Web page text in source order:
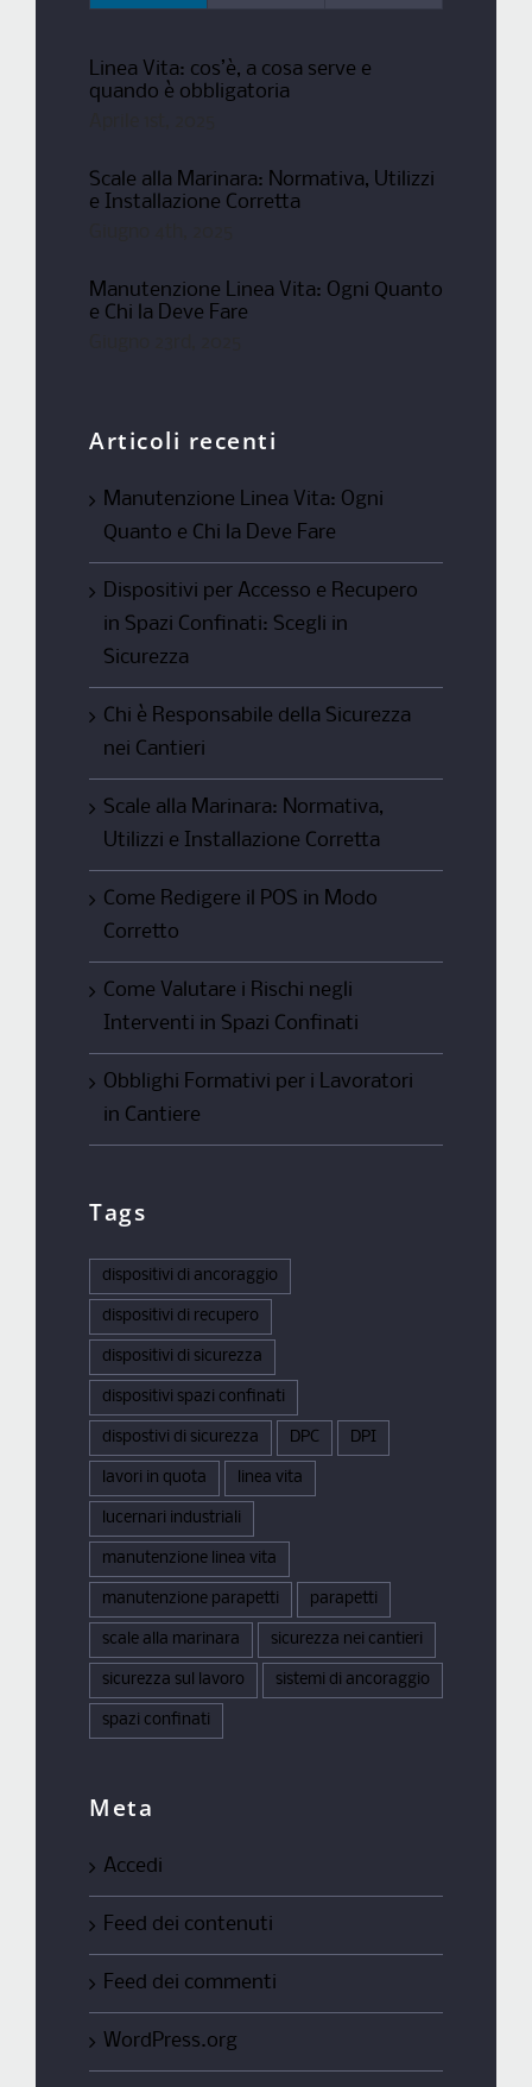
Linea Vita: cos’è, a cosa serve e
quando è obbligatoria
Scale alla Marinara: Normativa, Utilizzi
e Installazione Corretta
Manutenzione Linea Vita: Ogni Quanto
e Chi la Deve Fare
Articoli recenti
Manutenzione Linea Vita: Ogni
Quanto e Chi la Deve Fare
Dispositivi per Accesso e Recupero
in Spazi Confinati: Scegli in
Sicurezza
Chi è Responsabile della Sicurezza
nei Cantieri
Scale alla Marinara: Normativa,
Utilizzi e Installazione Corretta
Come Redigere il POS in Modo
Corretto
Come Valutare i Rischi negli
Interventi in Spazi Confinati
Obblighi Formativi per i Lavoratori
in Cantiere
Tags
dispositivi di ancoraggio
dispositivi di recupero
dispositivi di sicurezza
dispositivi spazi confinati
dispostivi di sicurezza DPC DPI
lavori in quota linea vita
lucernari industriali
manutenzione linea vita
manutenzione parapetti parapetti
scale alla marinara sicurezza nei cantieri
sicurezza sul lavoro sistemi di ancoraggio
spazi confinati
Meta
Accedi
Feed dei contenuti
Feed dei commenti
WordPress.org